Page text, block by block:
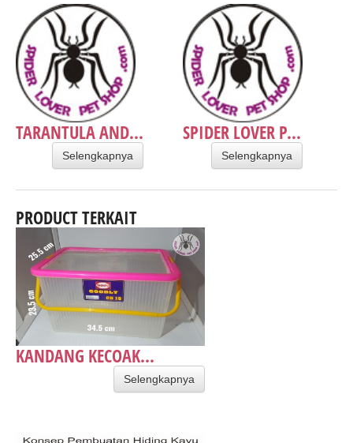
TARANTULA AND...
Selengkapnya
SPIDER LOVER P...
Selengkapnya
PRODUCT TERKAIT
KANDANG KECOAK...
Selengkapnya